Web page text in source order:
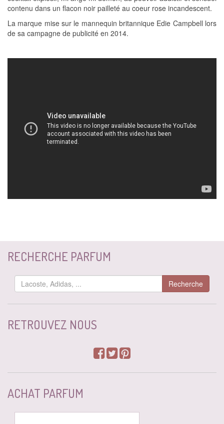
contenu dans un flacon noir pailleté au coeur rose incandescent.
La marque mise sur le mannequin britannique Edie Campbell lors
de sa campagne de publicité en 2014.
RECHERCHE PARFUM
Recherche
RETROUVEZ NOUS
ACHAT PARFUM